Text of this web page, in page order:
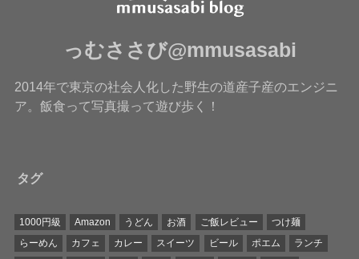
っむささび@mmusasabi
2014年で東京の社会人化した野生の道産子産のエンジニ
ア。飯食って写真撮って遊び歩く！
タグ
1000円級 Amazon うどん お酒 ご飯レビュー
つけ麺
らーめん
カフェ カレー スイーツ ビール ポエム ランチ